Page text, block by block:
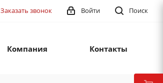
Поиск
Войти
Заказать звонок
Компания Контакты